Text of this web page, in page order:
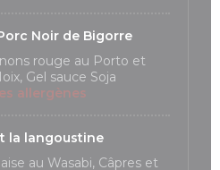
Noir de Bigorre
rouge au Porto et
Gel sauce Soja
allergènes
la langoustine
au Wasabi, Câpres et